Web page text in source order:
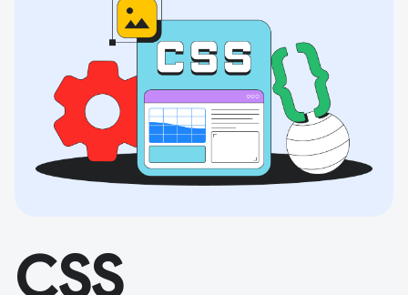
CSS